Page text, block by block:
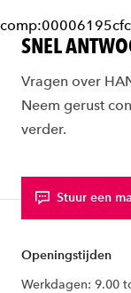
SNEL
Vragen over
Neem gerust
verder.
Stuur een
Openingstijden
Werkdagen: 9.00